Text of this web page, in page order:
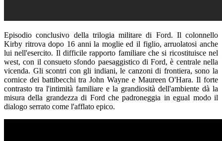
Episodio conclusivo della trilogia militare di Ford. Il colonnello
Kirby ritrova dopo 16 anni la moglie ed il figlio, arruolatosi anche
lui nell'esercito. Il difficile rapporto familiare che si ricostituisce nel
west, con il consueto sfondo paesaggistico di Ford, è centrale nella
vicenda. Gli scontri con gli indiani, le canzoni di frontiera, sono la
cornice dei battibecchi tra John Wayne e Maureen O'Hara. Il forte
contrasto tra l'intimità familiare e la grandiosità dell'ambiente dà la
misura della grandezza di Ford che padroneggia in egual modo il
dialogo serrato come l'afflato epico.